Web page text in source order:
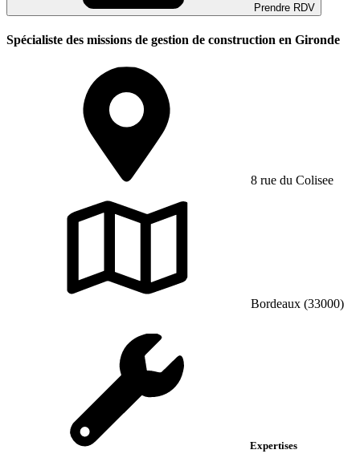
Prendre RDV
Spécialiste des missions de gestion de construction en Gironde
8 rue du Colisee
Bordeaux (33000)
Expertises